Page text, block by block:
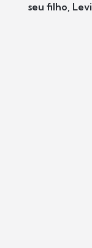
seu filho, Levi